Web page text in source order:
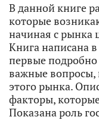
В данной книге
которые
начиная с рынка
Книга написана
первые
важные вопросы,
этого рынка.
факторы,
Показана роль